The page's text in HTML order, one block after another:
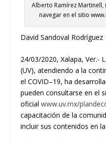
Alberto Ramírez Martinell,
navegar en el sitio
David Sandoval Rodríguez
24/03/2020, Xalapa,Ver.-
(UV), atendiendo a la
elCOVID–19, ha
pueden consultarse en el
oficialwww.uv.mx/
capacitación de la
incluir sus contenidos en